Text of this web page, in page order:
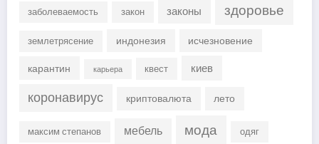
заболеваемость закон законы здоровье
землетрясение индонезия
исчезновение
карантин
карьера квест киев
коронавирус криптовалюта лето
максим степанов мебель мода одяг